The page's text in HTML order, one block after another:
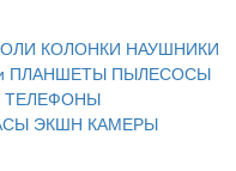
КОЛОНКИ НАУШНИКИ
ПЛАНШЕТЫ ПЫЛЕСОСЫ
ТЕЛЕФОНЫ
ЭКШН КАМЕРЫ